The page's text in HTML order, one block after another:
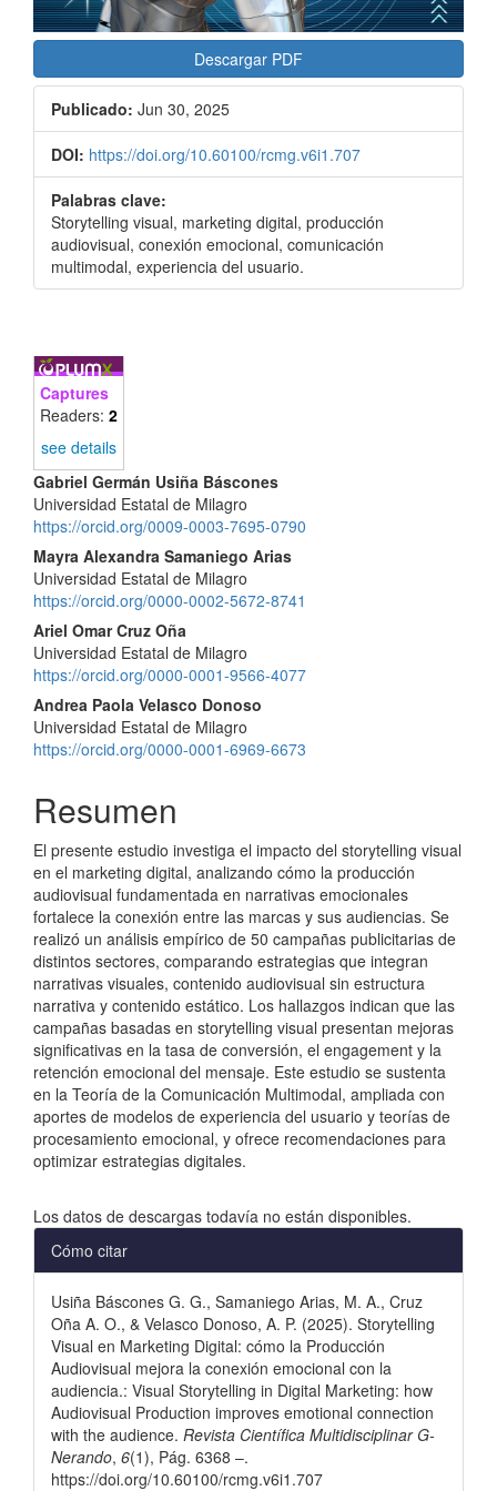
Descargar PDF
Publicado: Jun 30, 2025
DOI: https://doi.org/10.60100/rcmg.v6i1.707
Palabras clave:
Storytelling visual, marketing digital, producción
audiovisual, conexión emocional, comunicación
multimodal, experiencia del usuario.
Captures
Readers: 2
see details
Contenido
principal
del
artículo
Gabriel Germán Usiña Báscones
Universidad Estatal de Milagro
https://orcid.org/0009-0003-7695-0790
Mayra Alexandra Samaniego Arias
Universidad Estatal de Milagro
https://orcid.org/0000-0002-5672-8741
Ariel Omar Cruz Oña
Universidad Estatal de Milagro
https://orcid.org/0000-0001-9566-4077
Andrea Paola Velasco Donoso
Universidad Estatal de Milagro
https://orcid.org/0000-0001-6969-6673
Resumen
El presente estudio investiga el impacto del storytelling visual
en el marketing digital, analizando cómo la producción
audiovisual fundamentada en narrativas emocionales
fortalece la conexión entre las marcas y sus audiencias. Se
realizó un análisis empírico de 50 campañas publicitarias de
distintos sectores, comparando estrategias que integran
narrativas visuales, contenido audiovisual sin estructura
narrativa y contenido estático. Los hallazgos indican que las
campañas basadas en storytelling visual presentan mejoras
significativas en la tasa de conversión, el engagement y la
retención emocional del mensaje. Este estudio se sustenta
en la Teoría de la Comunicación Multimodal, ampliada con
aportes de modelos de experiencia del usuario y teorías de
procesamiento emocional, y ofrece recomendaciones para
optimizar estrategias digitales.
Los datos de descargas todavía no están disponibles.
Detalles
del
artículo
Cómo citar
Usiña Báscones G. G., Samaniego Arias, M. A., Cruz
Oña A. O., & Velasco Donoso, A. P. (2025). Storytelling
Visual en Marketing Digital: cómo la Producción
Audiovisual mejora la conexión emocional con la
audiencia.: Visual Storytelling in Digital Marketing: how
Audiovisual Production improves emotional connection
with the audience. Revista Científica Multidisciplinar G-
Nerando, 6(1), Pág. 6368 –.
https://doi.org/10.60100/rcmg.v6i1.707